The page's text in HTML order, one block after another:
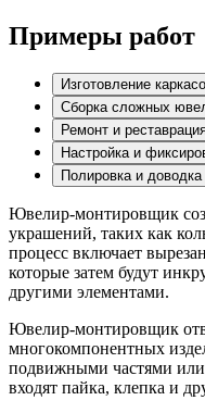
Примеры работ
Изготовление
Сборка сложных
Ремонт и
Настройка и
Полировка и
Ювелир-монтировщик
украшений, таких как
процесс включает
которые затем будут
другими элементами.
Ювелир-монтировщик
многокомпонентных
подвижными частями
входят пайка, клепка и